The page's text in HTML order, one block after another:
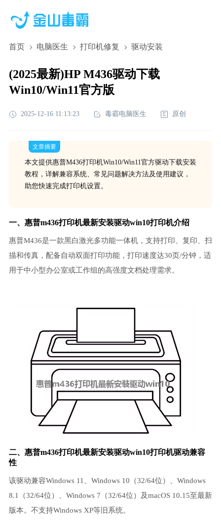
首页 电脑医生 打印机修复 驱动安装
(2025最新)HP M436驱动下载
Win10/Win11官方版
2025-12-16 11:13:23 毒霸电脑医生 原创
文章摘要
本文提供惠普M436打印机Win10/Win11官方驱动下载安装
教程，详解兼容系统、常见问题解决方法及使用建议，
助您快速完成打印机设置。
一、惠普m436打印机最新安装驱动win10打印机介绍
惠普M436是一款黑白激光多功能一体机，支持打印、复印、扫
描和传真，配备自动双面打印功能，打印速度达30页/分钟，适
用于中小型办公室或工作组的高强度文档处理需求。
二、惠普m436打印机最新安装驱动win10打印机驱动兼容
性
该驱动兼容Windows 11、Windows 10（32/64位）、Windows
8.1（32/64位）、Windows 7（32/64位）及macOS 10.15至最新
版本。不支持Windows XP等旧系统。